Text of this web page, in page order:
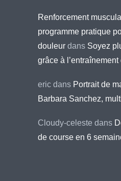
Renforcement
programme pratique
douleur dans Soyez
grâce à
eric dans Portrait de
Barbara Sanchez,
Cloudy-celeste dans
de course en 6